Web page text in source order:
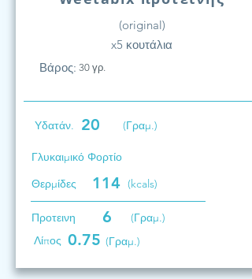
(original)
x5 κουτάλια
Βάρος: 30 γρ.
Υδατάν. 20 (Γραμ.)
Γλυκαιμικό Φορτίο
Θερμίδες
114 (kcals)
Προτεινη 6
(Γραμ.)
Λίπος 0.75 (Γραμ.)